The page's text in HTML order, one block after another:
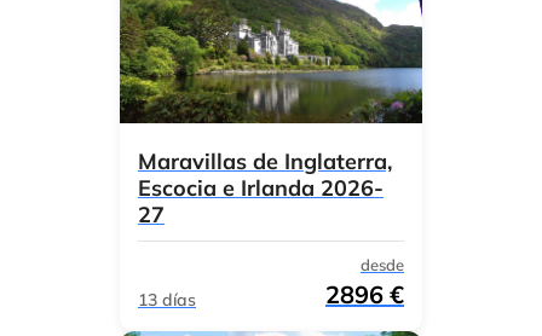
Maravillas de Inglaterra,
Escocia e Irlanda 2026-
27
13 días
desde
2896 €